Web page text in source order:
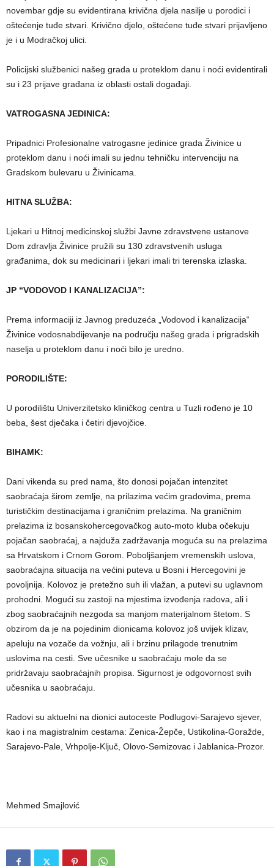
novembar gdje su evidentirana krivična djela nasilje u porodici i
oštećenje tuđe stvari. Krivično djelo, oštećene tuđe stvari prijavljeno
je i u Modračkoj ulici.
Policijski službenici našeg grada u proteklom danu i noći evidentirali
su i 23 prijave građana iz oblasti ostali događaji.
VATROGASNA JEDINICA:
Pripadnici Profesionalne vatrogasne jedinice grada Živinice u
proteklom danu i noći imali su jednu tehničku intervenciju na
Gradskom bulevaru u Živinicama.
HITNA SLUŽBA:
Ljekari u Hitnoj medicinskoj službi Javne zdravstvene ustanove
Dom zdravlja Živinice pružili su 130 zdravstvenih usluga
građanima, dok su medicinari i ljekari imali tri terenska izlaska.
JP “VODOVOD I KANALIZACIJA”:
Prema informaciji iz Javnog preduzeća „Vodovod i kanalizacija“
Živinice vodosnabdijevanje na području našeg grada i prigradskih
naselja u proteklom danu i noći bilo je uredno.
PORODILIŠTE:
U porodilištu Univerzitetsko kliničkog centra u Tuzli rođeno je 10
beba, šest dječaka i četiri djevojčice.
BIHAMK:
Dani vikenda su pred nama, što donosi pojačan intenzitet
saobraćaja širom zemlje, na prilazima većim gradovima, prema
turističkim destinacijama i graničnim prelazima. Na graničnim
prelazima iz bosanskohercegovačkog auto-moto kluba očekuju
pojačan saobraćaj, a najduža zadržavanja moguća su na prelazima
sa Hrvatskom i Crnom Gorom. Poboljšanjem vremenskih uslova,
saobraćajna situacija na većini puteva u Bosni i Hercegovini je
povoljnija. Kolovoz je pretežno suh ili vlažan, a putevi su uglavnom
prohodni. Mogući su zastoji na mjestima izvođenja radova, ali i
zbog saobraćajnih nezgoda sa manjom materijalnom štetom. S
obzirom da je na pojedinim dionicama kolovoz još uvijek klizav,
apeluju na vozače da vožnju, ali i brzinu prilagode trenutnim
uslovima na cesti. Sve učesnike u saobraćaju mole da se
pridržavaju saobraćajnih propisa. Sigurnost je odgovornost svih
učesnika u saobraćaju.
Radovi su aktuelni na dionici autoceste Podlugovi-Sarajevo sjever,
kao i na magistralnim cestama: Zenica-Žepče, Ustikolina-Goražde,
Sarajevo-Pale, Vrhpolje-Ključ, Olovo-Semizovac i Jablanica-Prozor.
Mehmed Smajlović